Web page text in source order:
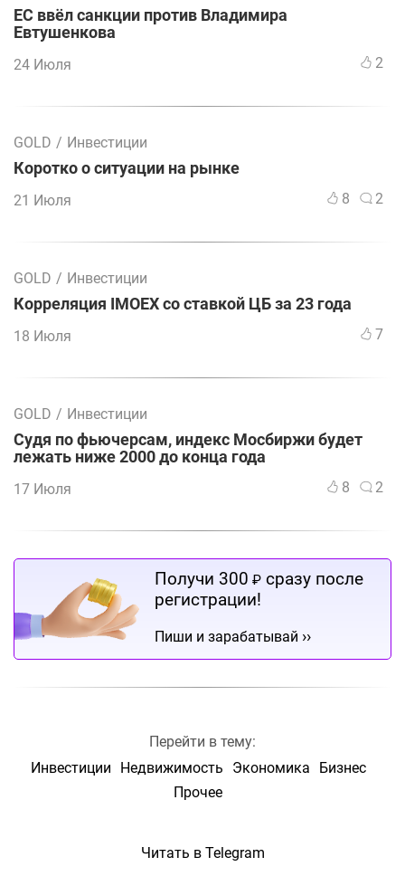
ЕС ввёл санкции против Владимира
Евтушенкова
24 Июля 2
GOLD / Инвестиции
Коротко о ситуации на рынке
21 Июля 8 2
GOLD / Инвестиции
Корреляция IMOEX со ставкой ЦБ за 23 года
18 Июля 7
GOLD / Инвестиции
Судя по фьючерсам, индекс Мосбиржи будет
лежать ниже 2000 до конца года
17 Июля 8 2
Получи 300 ₽ сразу после
регистрации!
Пиши и зарабатывай ››
Перейти в тему:
Инвестиции
Недвижимость Экономика
Бизнес
Прочее
Читать в Telegram